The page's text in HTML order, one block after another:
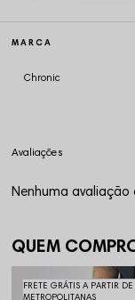
MARCA
Chronic
Nenhuma
QUEM
FRETE GRÁTIS A PARTIR
METROPOLITANAS